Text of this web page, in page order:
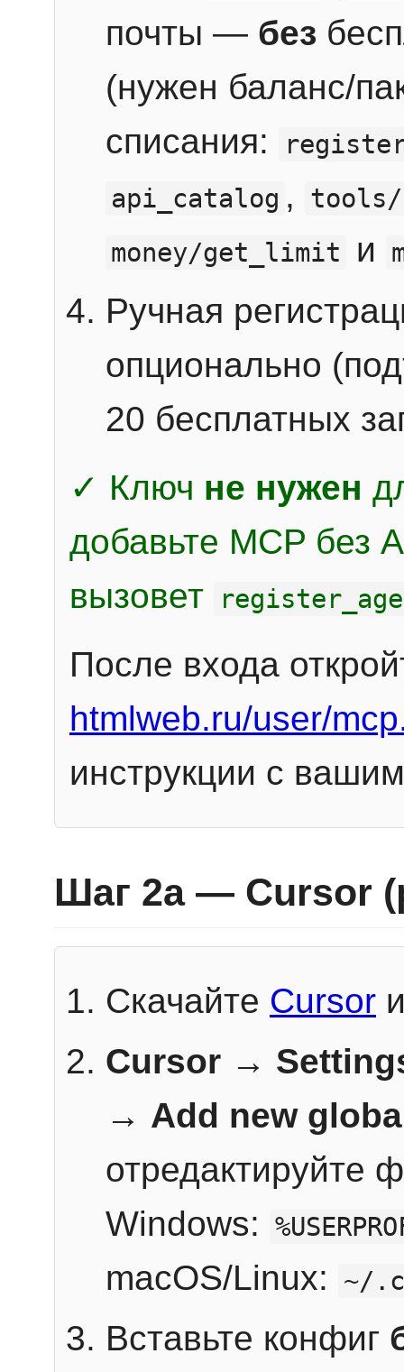
почты — без
(нужен баланс/
списания:
api_catalog ,
money/get_limit
и
Ручная
опционально
20 бесплатных
✓ Ключ не нужен
добавьте MCP без
вызовет
После входа
htmlweb.ru/user/
инструкции с
Шаг 2a — Cursor
Скачайте Cursor
Cursor →
→ Add new
отредактируйте
Windows:
macOS/Linux: ~/
Вставьте конфиг